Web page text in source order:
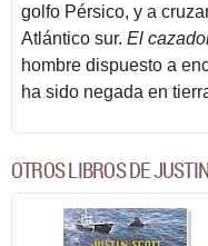
golfo Pérsico, y a
Atlántico sur. El
hombre dispuesto a
ha sido negada en
OTROS LIBROS DE